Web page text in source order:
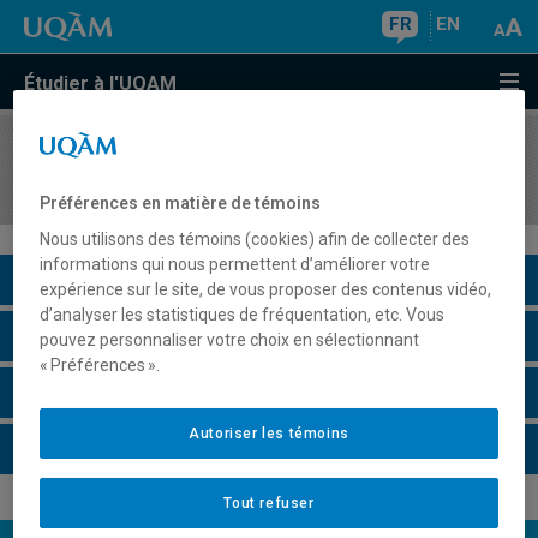
FR EN
Étudier à l'UQAM
COURS//
Description du cours
Horaire - Été 2026
Préférences en matière de témoins
Nous utilisons des témoins (cookies) afin de collecter des
informations qui nous permettent d’améliorer votre
expérience sur le site, de vous proposer des contenus vidéo,
d’analyser les statistiques de fréquentation, etc. Vous
pouvez personnaliser votre choix en sélectionnant
« Préférences ».
Tout refuser
Autoriser les témoins